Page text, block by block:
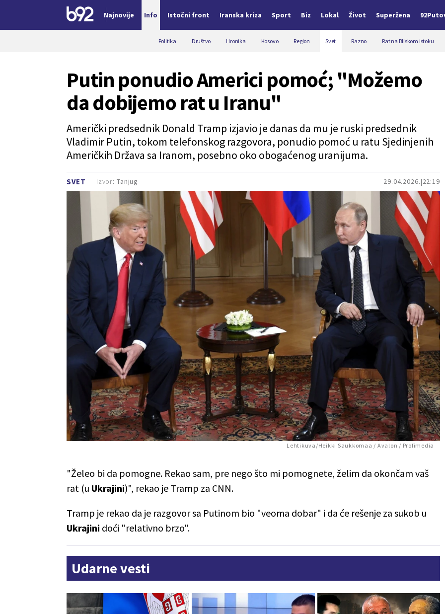
Najnovije Info Istočni front Iranska kriza Sport Biz Lokal Život Superžena
Politika Društvo Hronika Kosovo Region Svet Razno Rat na Bliskom istoku
SVET 29.04.2026. 22:19
Putin ponudio Americi pomoć; "Možemo
da dobijemo rat u Iranu"
Američki predsednik Donald Tramp izjavio je danas da mu je ruski predsednik
Vladimir Putin, tokom telefonskog razgovora, ponudio pomoć u ratu Sjedinjenih
Američkih Država sa Iranom, posebno oko obogaćenog uranijuma.
Izvor: Tanjug
Lehtikuva/Heikki Saukkomaa / Avalon / Profimedia
"Želeo bi da pomogne. Rekao sam, pre nego što mi pomognete, želim da okončam vaš
rat (u Ukrajini)", rekao je Tramp za CNN.
Tramp je rekao da je razgovor sa Putinom bio "veoma dobar" i da će rešenje za sukob u
Ukrajini doći "relativno brzo".
Udarne vesti